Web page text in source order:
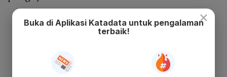
×
Buka di Aplikasi Katadata untuk pengalaman
terbaik!